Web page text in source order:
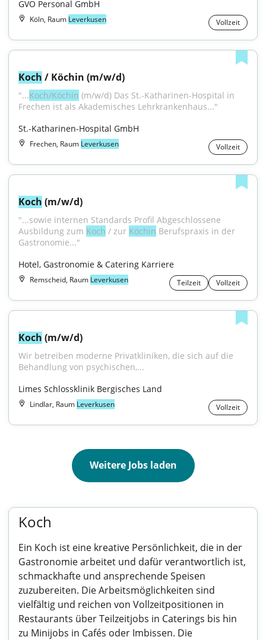
GVO Personal GmbH
Köln, Raum Leverkusen Vollzeit
Koch / Köchin (m/w/d)
"...Koch/Köchin (m/w/d) Das St.-Katharinen-Hospital in
Frechen ist als Akademisches Lehrkrankenhaus..."
St.-Katharinen-Hospital GmbH
Frechen, Raum Leverkusen Vollzeit
Koch (m/w/d)
"...sowie internen Standards Profil Abgeschlossene
Ausbildung zum Koch / zur Köchin Berufspraxis in der
Gastronomie..."
Hotel, Gastronomie & Catering Karriere
Remscheid, Raum Leverkusen Teilzeit Vollzeit
Koch (m/w/d)
Wir betreiben moderne Privatkliniken, die sich auf die
Behandlung von psychischen,...
Limes Schlossklinik Bergisches Land
Lindlar, Raum Leverkusen Vollzeit
Weitere Jobs laden
Koch
Ein Koch ist eine kreative Persönlichkeit, die in der
Gastronomie arbeitet und dafür verantwortlich ist,
schmackhafte und ansprechende Speisen
zuzubereiten. Die Arbeitsmöglichkeiten sind
vielfältig und reichen von Vollzeitpositionen in
Restaurants über Teilzeitjobs in Caterings bis hin
zu Minijobs in Cafés oder Imbissen. Die